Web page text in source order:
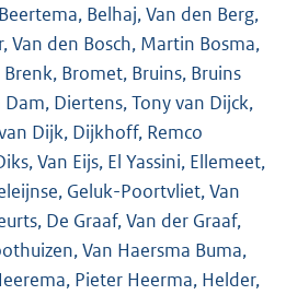
Belhaj, Van den Berg,
Van den Bosch, Martin Bosma,
Bromet, Bruins, Bruins
Diertens, Tony van Dijck,
Dijk, Dijkhoff, Remco
Van Eijs, El Yassini, Ellemeet,
Geluk-Poortvliet, Van
De Graaf, Van der Graaf,
Van Haersma Buma,
Pieter Heerma, Helder,